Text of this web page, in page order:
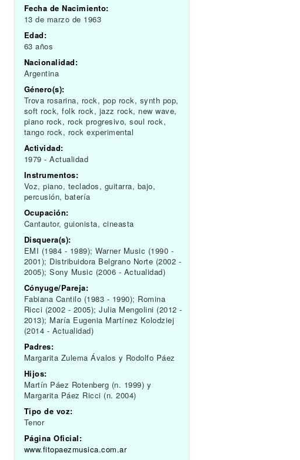
Fecha de Nacimiento:
13 de marzo de 1963
Edad:
63 años
Nacionalidad:
Argentina
Género(s):
Trova rosarina, rock, pop rock, synth pop,
soft rock, folk rock, jazz rock, new wave,
piano rock, rock progresivo, soul rock,
tango rock, rock experimental
Actividad:
1979 - Actualidad
Instrumentos:
Voz, piano, teclados, guitarra, bajo,
percusión, batería
Ocupación:
Cantautor, guionista, cineasta
Disquera(s):
EMI (1984 - 1989); Warner Music (1990 -
2001); Distribuidora Belgrano Norte (2002 -
2005); Sony Music (2006 - Actualidad)
Cónyuge/Pareja:
Fabiana Cantilo (1983 - 1990); Romina
Ricci (2002 - 2005); Julia Mengolini (2012 -
2013); María Eugenia Martínez Kolodziej
(2014 - Actualidad)
Padres:
Margarita Zulema Ávalos y Rodolfo Páez
Hijos:
Martín Páez Rotenberg (n. 1999) y
Margarita Páez Ricci (n. 2004)
Tipo de voz:
Tenor
Página Oficial:
www.fitopaezmusica.com.ar